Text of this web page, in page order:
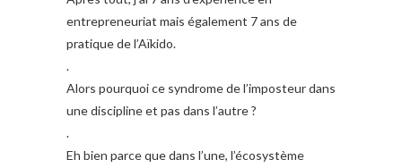
entrepreneuriat mais également 7 ans de
pratique de l’Aïkido.
.
Alors pourquoi ce syndrome de l’imposteur dans
une discipline et pas dans l’autre ?
.
Eh bien parce que dans l’une, l’écosystème